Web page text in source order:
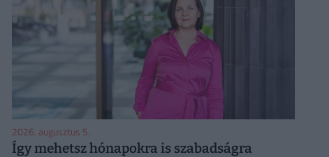
2026. augusztus 5.
Így mehetsz hónapokra is szabadságra